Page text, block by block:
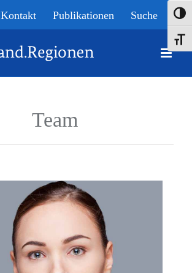
Kontakt Publikationen Suche
Team